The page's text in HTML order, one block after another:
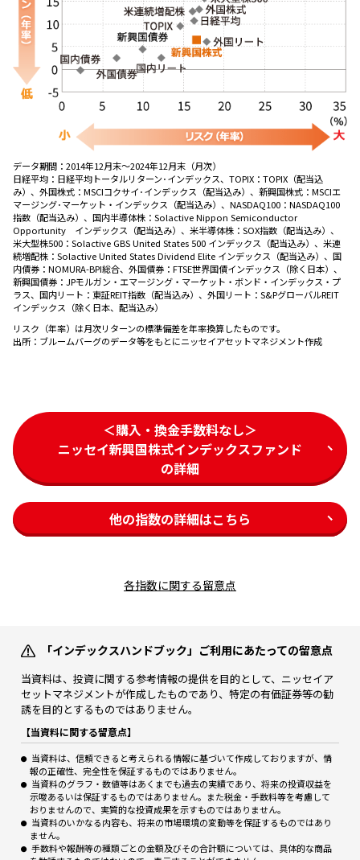
データ期間： 2014年12月末～2024年12月末（月次）
日経平均：日経平均トータルリターン･インデックス、TOPIX：TOPIX（配当込
み）、外国株式：MSCIコクサイ･インデックス（配当込み）、新興国株式：MSCIエ
マージング･マーケット・インデックス（配当込み）、NASDAQ100：NASDAQ100
指数（配当込み）、国内半導体株：Solactive Nippon Semiconductor
Opportunity インデックス（配当込み）、米半導体株：SOX指数（配当込み）、
米大型株500：Solactive GBS United States 500 インデックス（配当込み）、米連
続増配株：Solactive United States Dividend Elite インデックス（配当込み）、国
内債券：NOMURA-BPI総合、外国債券：FTSE世界国債インデックス（除く日本）、
新興国債券：JPモルガン・エマージング・マーケット・ボンド・インデックス・プ
ラス、国内リート：東証REIT指数（配当込み）、外国リート：S&PグローバルREIT
インデックス（除く日本、配当込み）
リスク（年率）は月次リターンの標準偏差を年率換算したものです。
出所： ブルームバーグのデータ等をもとにニッセイアセットマネジメント作成
＜購入・換金手数料なし＞
ニッセイ新興国株式インデックスファンド
の詳細
他の指数の詳細はこちら
各指数に関する留意点
「インデックスハンドブック」ご利用にあたっての留意点
当資料は、投資に関する参考情報の提供を目的として、ニッセイア
セットマネジメントが作成したものであり、特定の有価証券等の勧
誘を目的とするものではありません。
【当資料に関する留意点】
当資料は、信頼できると考えられる情報に基づいて作成しておりますが、情
報の正確性、完全性を保証するものではありません。
当資料のグラフ・数値等はあくまでも過去の実績であり、将来の投資収益を
示唆あるいは保証するものではありません。また税金・手数料等を考慮して
おりませんので、実質的な投資成果を示すものではありません。
当資料のいかなる内容も、将来の市場環境の変動等を保証するものではあり
ません。
手数料や報酬等の種類ごとの金額及びその合計額については、具体的な商品